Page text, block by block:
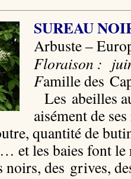
SUREAU
Arbuste –
Floraison :
Famille des
Les abeilles
aisément de
quantité de
et les baies font le
noirs, des grives,